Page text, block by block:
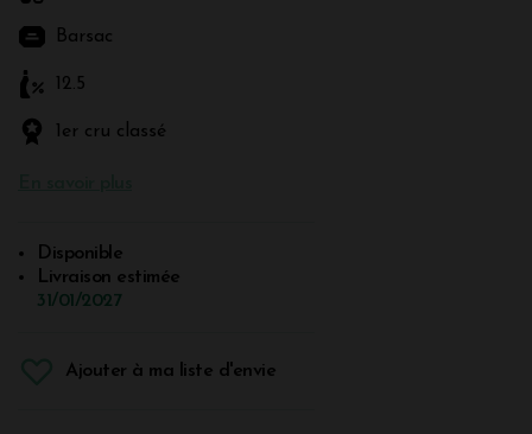
Barsac
12.5
1er cru classé
Disponible
Livraison estimée
31/01/2027
Ajouter à ma liste d'envie